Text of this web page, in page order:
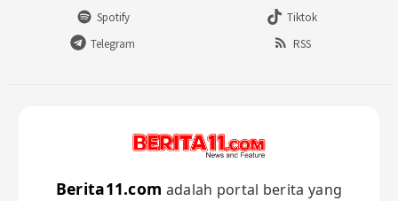
Spotify
Tiktok
Telegram
RSS
Berita11.com adalah portal berita yang